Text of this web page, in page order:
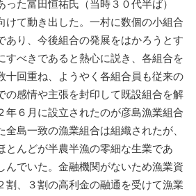
た富田恒祐氏（当時３０代半ば）
けて動き出した。一村に数個の小組合
あり、今後組合の発展をはかろうとす
すべきであると熱心に説き、各組合を
十回重ね、ようやく各組合員も従来の
の感情や主張を封印して既設組合を解
年６月に設立されたのが彦島漁業組合
全島一致の漁業組合は組織されたが、
とんどが半農半漁の零細な生業であ
んでいた。金融機関がないため漁業資
割、３割の高利金の融通を受けて漁業